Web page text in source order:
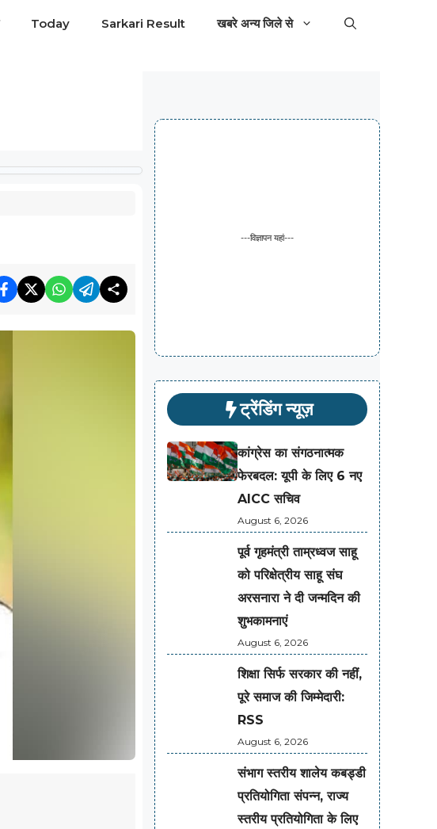
Today Sarkari Result खबरे अन्य जिले से
---विज्ञापन यहां---
ट्रेंडिंग न्यूज़
कांग्रेस का संगठनात्मक
फेरबदल: यूपी के लिए 6 नए
AICC सचिव
August 6, 2026
पूर्व गृहमंत्री ताम्रध्वज साहू
को परिक्षेत्रीय साहू संघ
अरसनारा ने दी जन्मदिन की
शुभकामनाएं
August 6, 2026
शिक्षा सिर्फ सरकार की नहीं,
पूरे समाज की जिम्मेदारी:
RSS
August 6, 2026
संभाग स्तरीय शालेय कबड्डी
प्रतियोगिता संपन्न, राज्य
स्तरीय प्रतियोगिता के लिए